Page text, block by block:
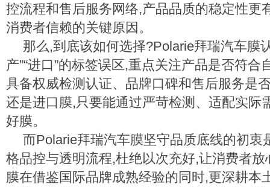
控流程和售后服务网络,产品品质的稳定性更
消费者信赖的关键原因。
那么,到底该如何选择?Polarie拜瑞汽车膜
产”“进口”的标签误区,重点关注产品是否符合
具备权威检测认证、品牌口碑和售后服务是
还是进口膜,只要能通过严苛检测、适配实际
好膜。
而Polarie拜瑞汽车膜坚守品质底线的初衷
格品控与透明流程,杜绝以次充好,让消费者
膜在借鉴国际品牌成熟经验的同时,更深耕本